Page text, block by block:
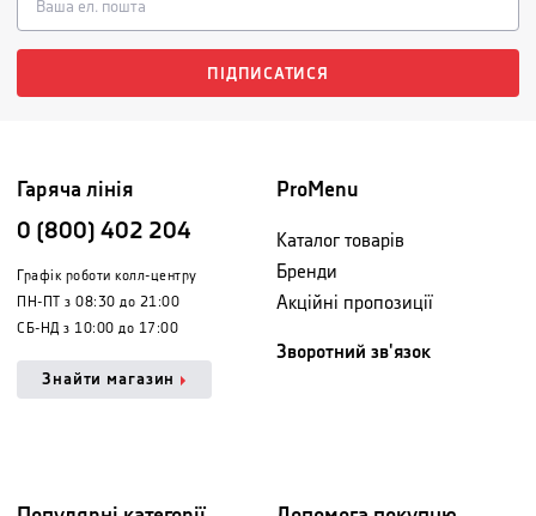
ПІДПИСАТИСЯ
Гаряча лінія
0 (800) 402 204
Графік роботи колл-центру
ПН-ПТ з 08:30 до 21:00
СБ-НД з 10:00 до 17:00
Знайти магазин
ProMenu
Каталог товарів
Бренди
Акційні пропозиції
Зворотний зв'язок